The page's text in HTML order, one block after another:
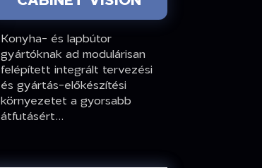
Konyha- és lapbútor
gyártóknak ad modulárisan
felépített integrált tervezési
és gyártás-előkészítési
környezetet a gyorsabb
átfutásért...